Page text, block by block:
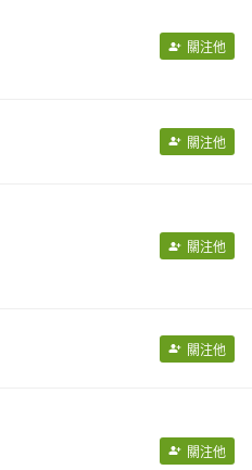
關注他
關注他
關注他
關注他
關注他